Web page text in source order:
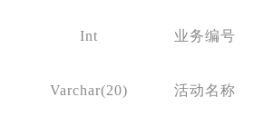
Int 业务编号
Varchar(20) 活动名称